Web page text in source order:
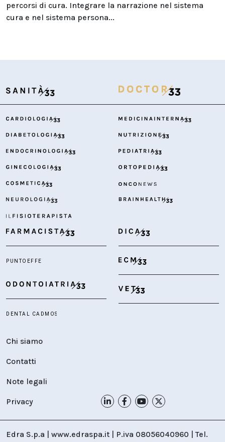
percorsi di cura. Integrare la narrazione nel sistema
cura e nel sistema persona...
Chi siamo
Contatti
Note legali
Privacy
Edra S.p.a | www.edraspa.it | P.iva 08056040960 | Tel.